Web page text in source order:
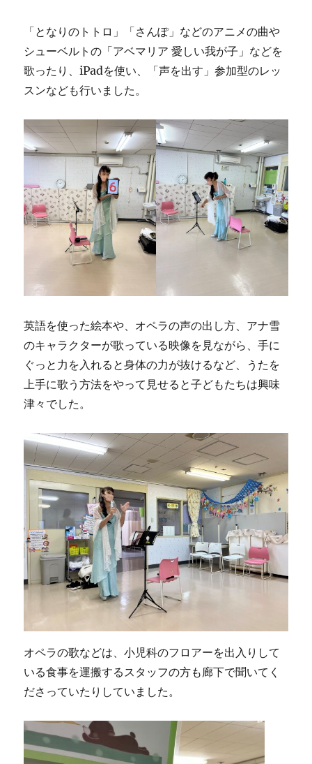
「となりのトトロ」「さんぽ」などのアニメの曲や
シューベルトの「アベマリア 愛しい我が子」などを
歌ったり、iPadを使い、「声を出す」参加型のレッ
スンなども行いました。
英語を使った絵本や、オペラの声の出し方、アナ雪
のキャラクターが歌っている映像を見ながら、手に
ぐっと力を入れると身体の力が抜けるなど、うたを
上手に歌う方法をやって見せると子どもたちは興味
津々でした。
オペラの歌などは、小児科のフロアーを出入りして
いる食事を運搬するスタッフの方も廊下で聞いてく
ださっていたりしていました。